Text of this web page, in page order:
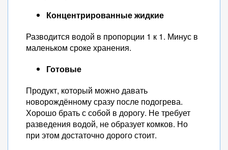
Концентрированные жидкие
Разводится водой в пропорции 1 к 1. Минус в
маленьком сроке хранения.
Готовые
Продукт, который можно давать
новорождённому сразу после подогрева.
Хорошо брать с собой в дорогу. Не требует
разведения водой, не образует комков. Но
при этом достаточно дорого стоит.